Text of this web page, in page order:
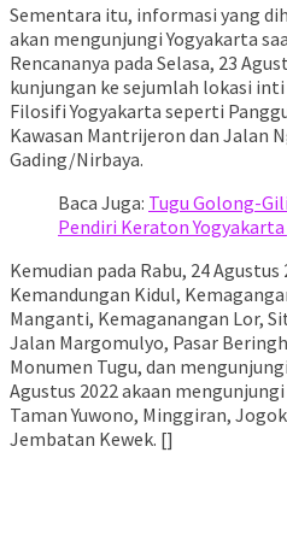
Sementara itu, informasi yang
akan mengunjungi Yogyakarta
Rencananya pada Selasa, 23
kunjungan ke sejumlah lokasi inti
Filosifi Yogyakarta seperti
Kawasan Mantrijeron dan Jalan
Gading/Nirbaya.
Baca Juga: Tugu Golong-
Pendiri Keraton Yogyakarta
Kemudian pada Rabu, 24
Kemandungan Kidul,
Manganti, Kemaganangan Lor,
Jalan Margomulyo, Pasar
Monumen Tugu, dan
Agustus 2022 akaan
Taman Yuwono, Minggiran,
Jembatan Kewek. []